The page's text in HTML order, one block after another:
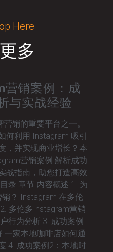
Here
多
销案例：成
与实战经验
销的重要平台之一。
何利用 Instagram 吸引
，并实现商业增长？本
营销案例 解析成功
战指南，助您打造高效
录 章节 内容概述 1. 为
？ Instagram 在多伦
多伦多Instagram营销
行为分析 3. 成功案例
一家本地咖啡店如何通
4. 成功案例2：本地时